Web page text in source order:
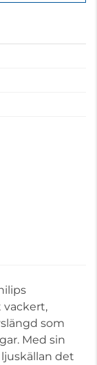
vackert,
som
Med sin
det